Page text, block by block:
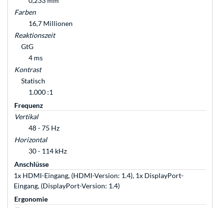
Farben
16,7 Millionen
Reaktionszeit
GtG
4 ms
Kontrast
Statisch
1.000 :1
Frequenz
Vertikal
48 - 75 Hz
Horizontal
30 - 114 kHz
Anschlüsse
1x HDMI-Eingang, (HDMI-Version: 1.4), 1x DisplayPort-
Eingang, (DisplayPort-Version: 1.4)
Ergonomie